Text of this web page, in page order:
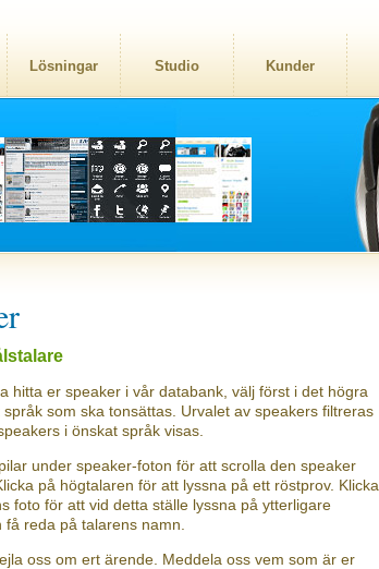
Lösningar Studio Kunder
hitta er speaker i vår databank, välj först i det högra
som ska tonsättas. Urvalet av speakers filtreras
i önskat språk visas.
under speaker-foton för att scrolla den speaker
på högtalaren för att lyssna på ett röstprov. Klicka
foto för att vid detta ställe lyssna på ytterligare
få reda på talarens namn.
oss om ert ärende. Meddela oss vem som är er